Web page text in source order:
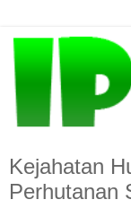
Kejahatan
Perhutanan